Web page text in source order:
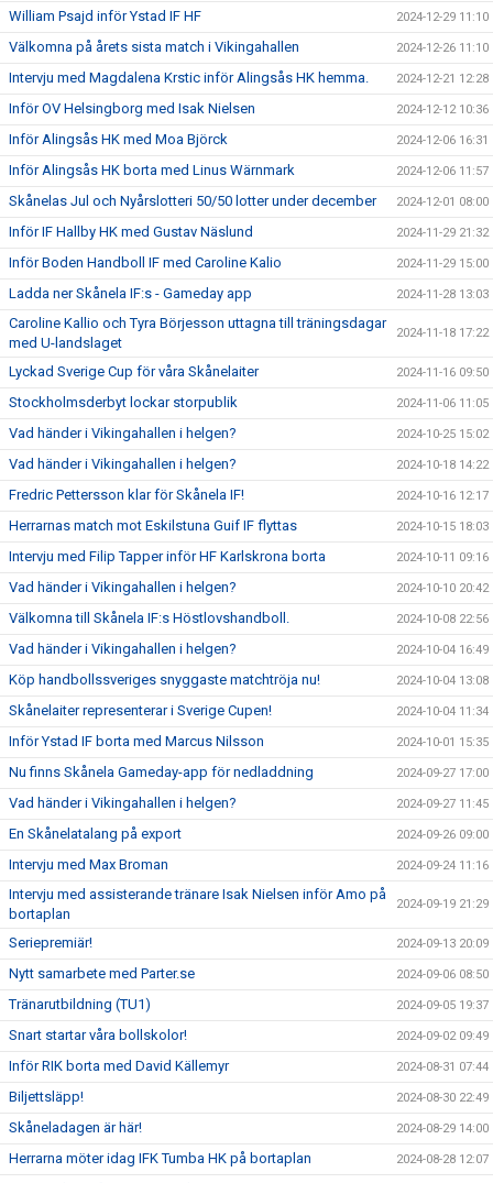
William Psajd inför Ystad IF HF 2024-12-29 11:10
Välkomna på årets sista match i Vikingahallen 2024-12-26 11:10
Intervju med Magdalena Krstic inför Alingsås HK hemma. 2024-12-21 12:28
Inför OV Helsingborg med Isak Nielsen 2024-12-12 10:36
Inför Alingsås HK med Moa Björck 2024-12-06 16:31
Inför Alingsås HK borta med Linus Wärnmark 2024-12-06 11:57
Skånelas Jul och Nyårslotteri 50/50 lotter under december 2024-12-01 08:00
Inför IF Hallby HK med Gustav Näslund 2024-11-29 21:32
Inför Boden Handboll IF med Caroline Kalio 2024-11-29 15:00
Ladda ner Skånela IF:s - Gameday app 2024-11-28 13:03
Caroline Kallio och Tyra Börjesson uttagna till träningsdagar
med U-landslaget
2024-11-18 17:22
Lyckad Sverige Cup för våra Skånelaiter 2024-11-16 09:50
Stockholmsderbyt lockar storpublik 2024-11-06 11:05
Vad händer i Vikingahallen i helgen? 2024-10-25 15:02
Vad händer i Vikingahallen i helgen? 2024-10-18 14:22
Fredric Pettersson klar för Skånela IF! 2024-10-16 12:17
Herrarnas match mot Eskilstuna Guif IF flyttas 2024-10-15 18:03
Intervju med Filip Tapper inför HF Karlskrona borta 2024-10-11 09:16
Vad händer i Vikingahallen i helgen? 2024-10-10 20:42
Välkomna till Skånela IF:s Höstlovshandboll. 2024-10-08 22:56
Vad händer i Vikingahallen i helgen? 2024-10-04 16:49
Köp handbollssveriges snyggaste matchtröja nu! 2024-10-04 13:08
Skånelaiter representerar i Sverige Cupen! 2024-10-04 11:34
Inför Ystad IF borta med Marcus Nilsson 2024-10-01 15:35
Nu finns Skånela Gameday-app för nedladdning 2024-09-27 17:00
Vad händer i Vikingahallen i helgen? 2024-09-27 11:45
En Skånelatalang på export 2024-09-26 09:00
Intervju med Max Broman 2024-09-24 11:16
Intervju med assisterande tränare Isak Nielsen inför Amo på
bortaplan
2024-09-19 21:29
Seriepremiär! 2024-09-13 20:09
Nytt samarbete med Parter.se 2024-09-06 08:50
Tränarutbildning (TU1) 2024-09-05 19:37
Snart startar våra bollskolor! 2024-09-02 09:49
Inför RIK borta med David Källemyr 2024-08-31 07:44
Biljettsläpp! 2024-08-30 22:49
Skåneladagen är här! 2024-08-29 14:00
Herrarna möter idag IFK Tumba HK på bortaplan 2024-08-28 12:07